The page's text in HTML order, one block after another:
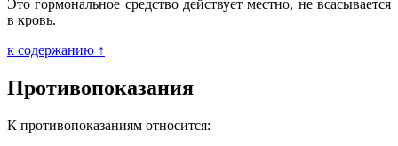
Это гормональное средство действует местно, не всасывается
в кровь.
к содержанию ↑
Противопоказания
К противопоказаниям относится: